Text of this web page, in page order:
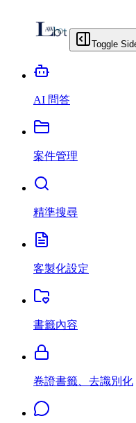
Toggle
AI 問答
案件管理
精準搜尋
客製化設定
書籤內容
卷證書籤、去識別化